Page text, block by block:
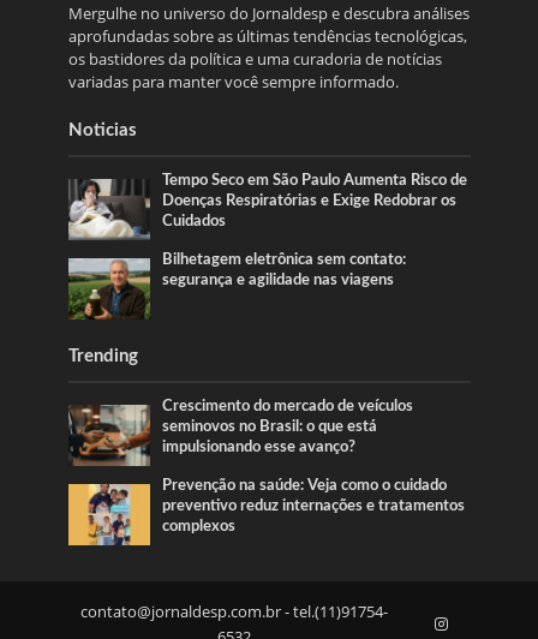
Mergulhe no universo do Jornaldesp e descubra análises
aprofundadas sobre as últimas tendências tecnológicas,
os bastidores da política e uma curadoria de notícias
variadas para manter você sempre informado.
Noticias
Tempo Seco em São Paulo Aumenta Risco de
Doenças Respiratórias e Exige Redobrar os
Cuidados
Bilhetagem eletrônica sem contato:
segurança e agilidade nas viagens
Trending
Crescimento do mercado de veículos
seminovos no Brasil: o que está
impulsionando esse avanço?
Prevenção na saúde: Veja como o cuidado
preventivo reduz internações e tratamentos
complexos
contato@jornaldesp.com.br- tel.(11)91754-